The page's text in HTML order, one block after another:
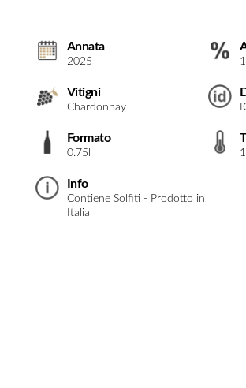
Annata
2025
Vitigni
Chardonnay
Formato
0.75l
Info
Contiene Solfiti - Prodotto in
Italia